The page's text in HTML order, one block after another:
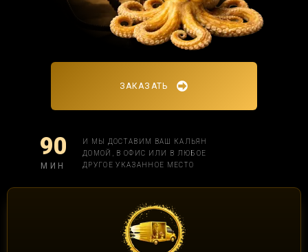
ЗАКАЗАТЬ
90
МИН
И МЫ ДОСТАВИМ ВАШ КАЛЬЯН
ДОМОЙ, В ОФИС ИЛИ В ЛЮБОЕ
ДРУГОЕ УКАЗАННОЕ МЕСТО